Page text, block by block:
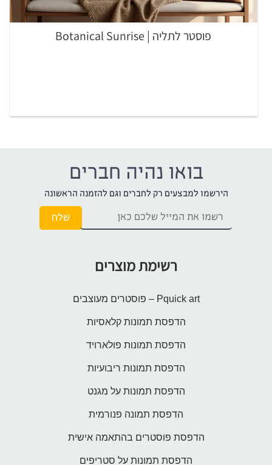
פוסטר לתליה | Botanical Sunrise
בואו נהיה חברים
הירשמו למבצעים רק לחברים וגם להזמנה הראשונה
רשימת מוצרים
Pquick art – פוסטרים מעוצבים
הדפסת תמונות קלאסיות
הדפסת תמונות פולארויד
הדפסת תמונות ריבועיות
הדפסת תמונות על מגנט
הדפסת תמונה פנורמית
הדפסת פוסטרים בהתאמה אישית
הדפסת תמונות על סטריפים